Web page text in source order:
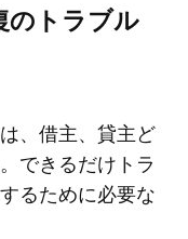
のトラブル
、借主、貸主ど
できるだけトラ
るために必要な